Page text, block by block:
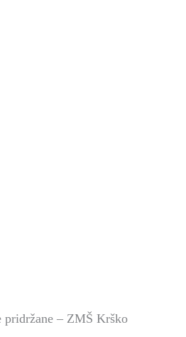
pridržane – ZMŠ Krško